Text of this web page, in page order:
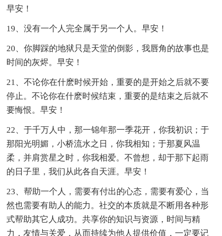
早安！
19、没有一个人完全属于另一个人。早安！
20、你脚踩的地狱只是天堂的倒影，我唇角的故事也是
时间的灰烬。早安！
21、不论你在什麽时候开始，重要的是开始之后就不要
停止。不论你在什麽时候结束，重要的是结束之后就不
要悔恨。早安！
22、于千万人中，那一锦年那一季花开，你我初识；于
那阳光明媚，小桥流水之日，你我相知；于那夏风温
柔，并肩赏星之时，你我相爱。不曾想，却于那下起雨
的日子里，我们从此各自天涯。早安！
23、帮助一个人，需要有付出的心态，需要有爱心，当
然也需要有助人的能力。社交的本质就是不断用各种形
式帮助其它人成功。共享你的知识与资源，时间与精
力，友情与关爱，从而持续为他人提供价值，一定要记